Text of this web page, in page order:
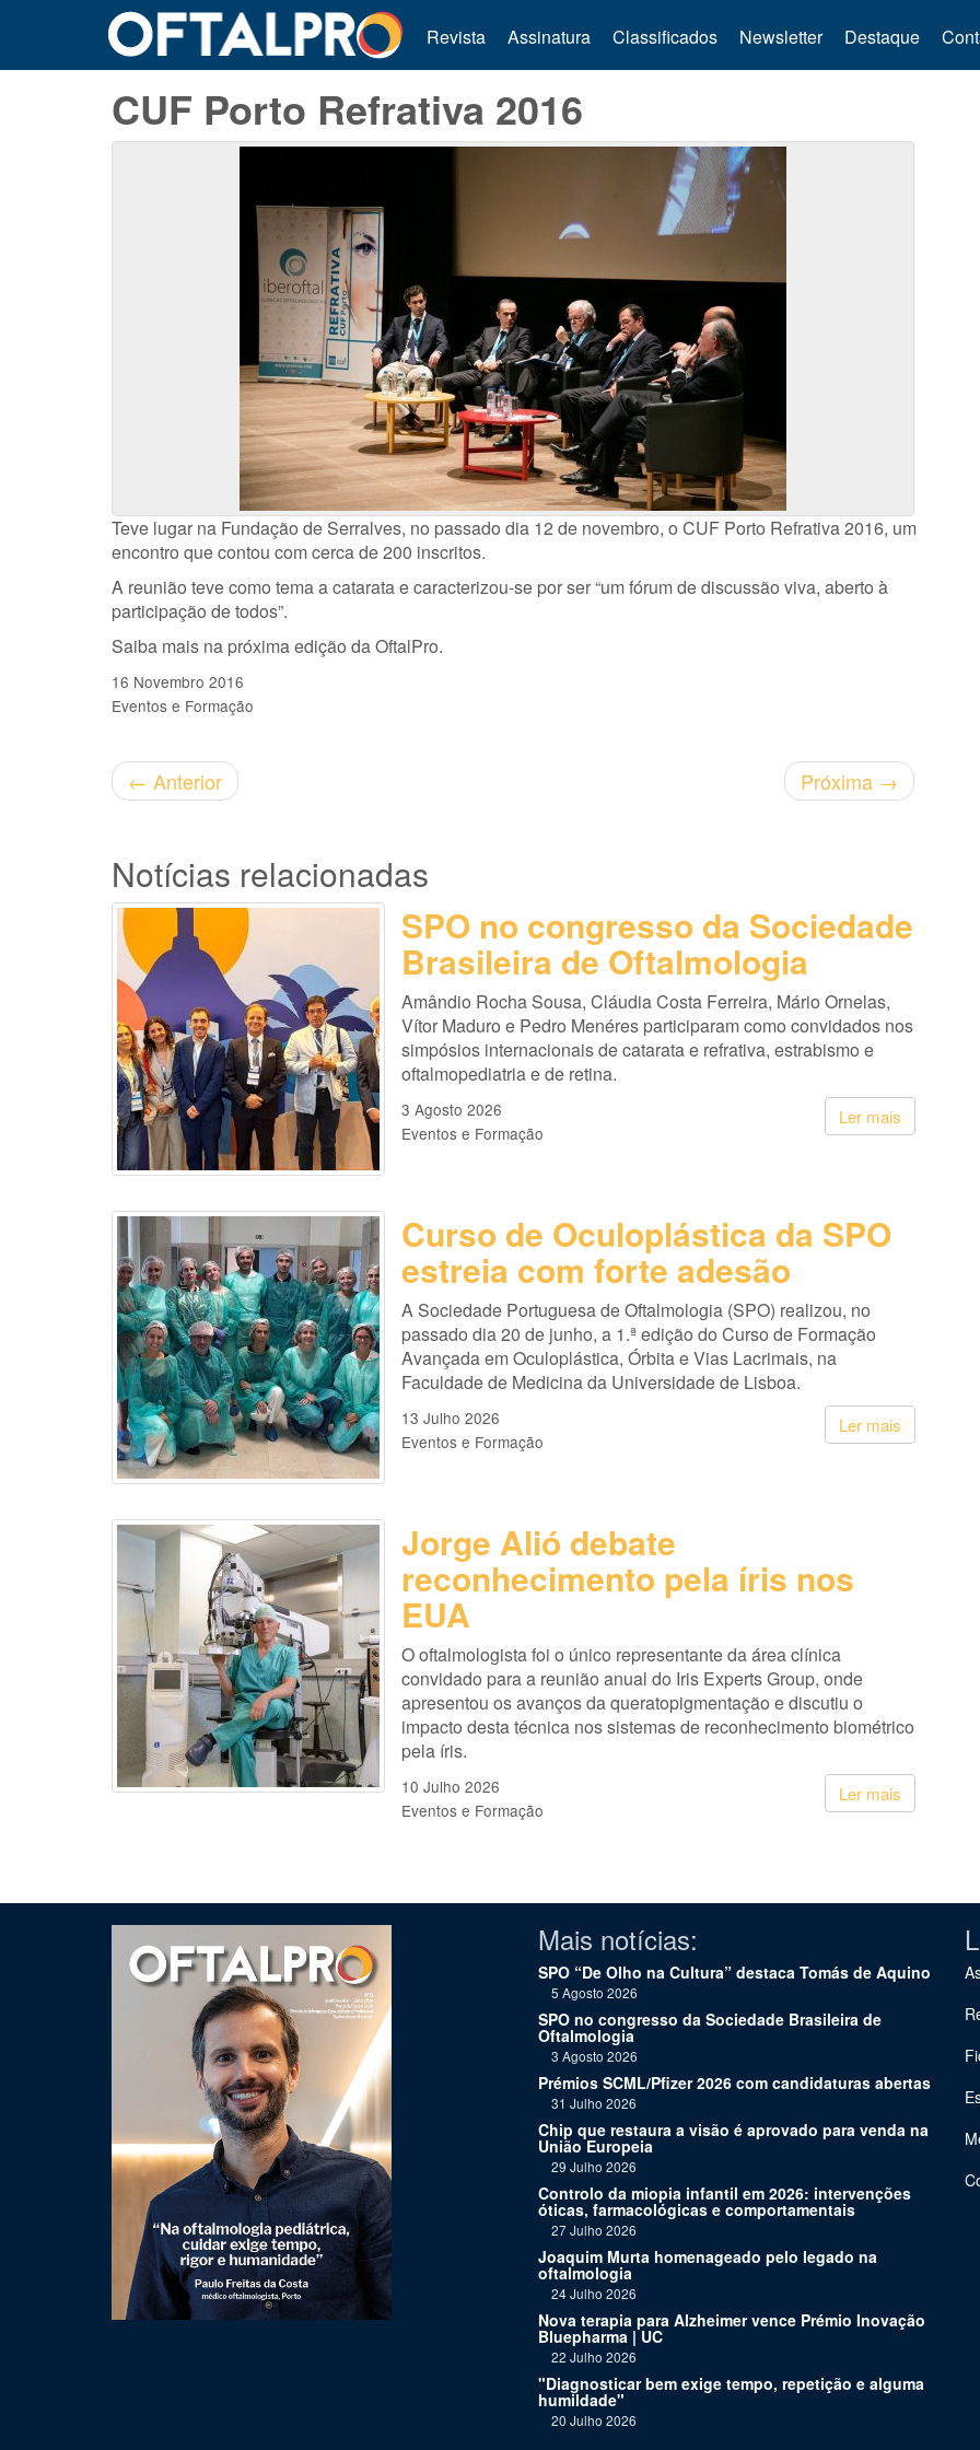
Revista Assinatura Classificados Newsletter Destaque
CUF Porto Refrativa 2016
Teve lugar na Fundação de Serralves, no passado dia 12 de novembro, o CUF Porto Refrativa 2016, um
encontro que contou com cerca de 200 inscritos.
A reunião teve como tema a catarata e caracterizou-se por ser “um fórum de discussão viva, aberto à
participação de todos”.
Saiba mais na próxima edição da OftalPro.
16 Novembro 2016
Eventos e Formação
← Anterior Próxima →
Notícias relacionadas
SPO no congresso da Sociedade
Brasileira de Oftalmologia
Amândio Rocha Sousa, Cláudia Costa Ferreira, Mário Ornelas,
Vítor Maduro e Pedro Menéres participaram como convidados nos
simpósios internacionais de catarata e refrativa, estrabismo e
oftalmopediatria e de retina.
Ler mais
3 Agosto 2026
Eventos e Formação
Curso de Oculoplástica da SPO
estreia com forte adesão
A Sociedade Portuguesa de Oftalmologia (SPO) realizou, no
passado dia 20 de junho, a 1.ª edição do Curso de Formação
Avançada em Oculoplástica, Órbita e Vias Lacrimais, na
Faculdade de Medicina da Universidade de Lisboa.
Ler mais
13 Julho 2026
Eventos e Formação
Jorge Alió debate
reconhecimento pela íris nos
EUA
O oftalmologista foi o único representante da área clínica
convidado para a reunião anual do Iris Experts Group, onde
apresentou os avanços da queratopigmentação e discutiu o
impacto desta técnica nos sistemas de reconhecimento biométrico
pela íris.
Ler mais
10 Julho 2026
Eventos e Formação
Clique para ler
Mais notícias:
SPO “De Olho na Cultura” destaca Tomás de Aquino
5 Agosto 2026
SPO no congresso da Sociedade Brasileira de
Oftalmologia
3 Agosto 2026
Prémios SCML/Pfizer 2026 com candidaturas abertas
31 Julho 2026
Chip que restaura a visão é aprovado para venda na
União Europeia
29 Julho 2026
Controlo da miopia infantil em 2026: intervenções
óticas, farmacológicas e comportamentais
27 Julho 2026
Joaquim Murta homenageado pelo legado na
oftalmologia
24 Julho 2026
Nova terapia para Alzheimer vence Prémio Inovação
Bluepharma | UC
22 Julho 2026
"Diagnosticar bem exige tempo, repetição e alguma
humildade"
20 Julho 2026